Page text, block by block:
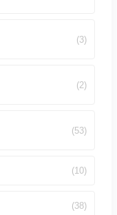
(3)
(2)
(53)
(10)
(38)